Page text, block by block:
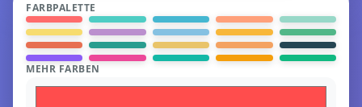
FARBPALETTE
MEHR FARBEN